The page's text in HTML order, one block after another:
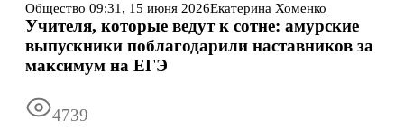
Информация ПодпискаРекламаВсе новости
Общество 09:31, 15 июня 2026Екатерина Хоменко
Учителя, которые ведут к сотне: амурские
выпускники поблагодарили наставников за
максимум на ЕГЭ
4739